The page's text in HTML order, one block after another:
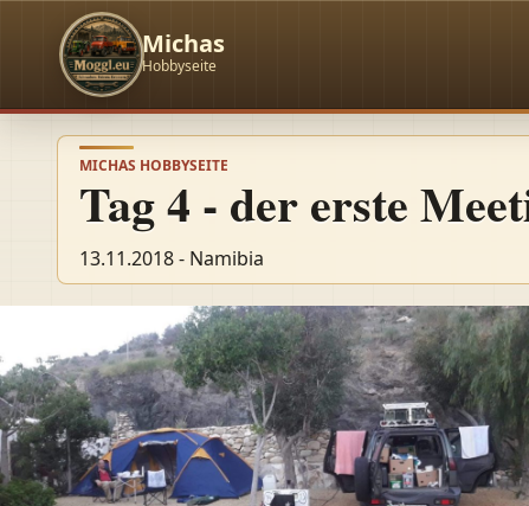
Michas
Hobbyseite
MICHAS HOBBYSEITE
Tag 4 - der erste
13.11.2018 - Namibia